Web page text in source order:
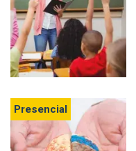
Presencial